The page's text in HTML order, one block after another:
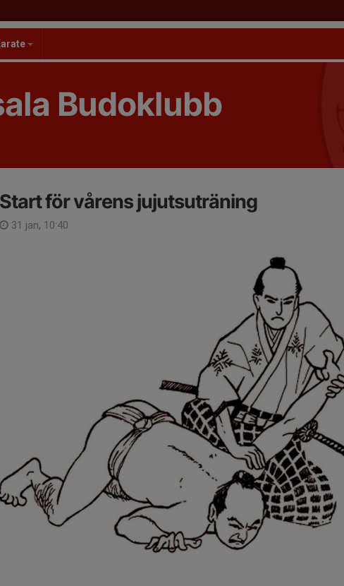
Budoklubb
Start för vårens jujutsuträning
31 jan, 10:40